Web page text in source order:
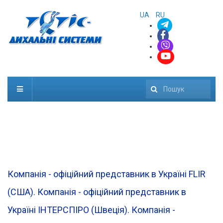
UA RU
Пошук
Компанія - офіційний представник в Україні FLIR
(CША). Компанія - офіційний представник в
Україні ІНТЕРСПІРО (Швеція). Компанія -